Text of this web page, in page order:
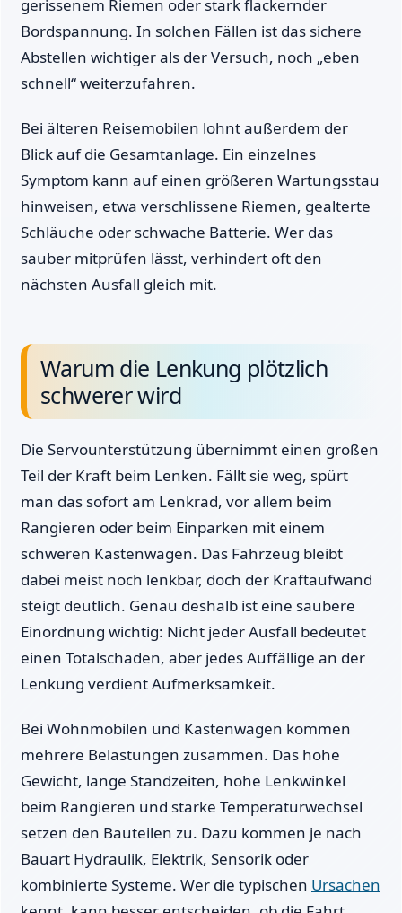
gerissenem Riemen oder stark flackernder
Bordspannung. In solchen Fällen ist das sichere
Abstellen wichtiger als der Versuch, noch „eben
schnell“ weiterzufahren.
Bei älteren Reisemobilen lohnt außerdem der
Blick auf die Gesamtanlage. Ein einzelnes
Symptom kann auf einen größeren Wartungsstau
hinweisen, etwa verschlissene Riemen, gealterte
Schläuche oder schwache Batterie. Wer das
sauber mitprüfen lässt, verhindert oft den
nächsten Ausfall gleich mit.
Warum die Lenkung plötzlich
schwerer wird
Die Servounterstützung übernimmt einen großen
Teil der Kraft beim Lenken. Fällt sie weg, spürt
man das sofort am Lenkrad, vor allem beim
Rangieren oder beim Einparken mit einem
schweren Kastenwagen. Das Fahrzeug bleibt
dabei meist noch lenkbar, doch der Kraftaufwand
steigt deutlich. Genau deshalb ist eine saubere
Einordnung wichtig: Nicht jeder Ausfall bedeutet
einen Totalschaden, aber jedes Auffällige an der
Lenkung verdient Aufmerksamkeit.
Bei Wohnmobilen und Kastenwagen kommen
mehrere Belastungen zusammen. Das hohe
Gewicht, lange Standzeiten, hohe Lenkwinkel
beim Rangieren und starke Temperaturwechsel
setzen den Bauteilen zu. Dazu kommen je nach
Bauart Hydraulik, Elektrik, Sensorik oder
kombinierte Systeme. Wer die typischen Ursachen